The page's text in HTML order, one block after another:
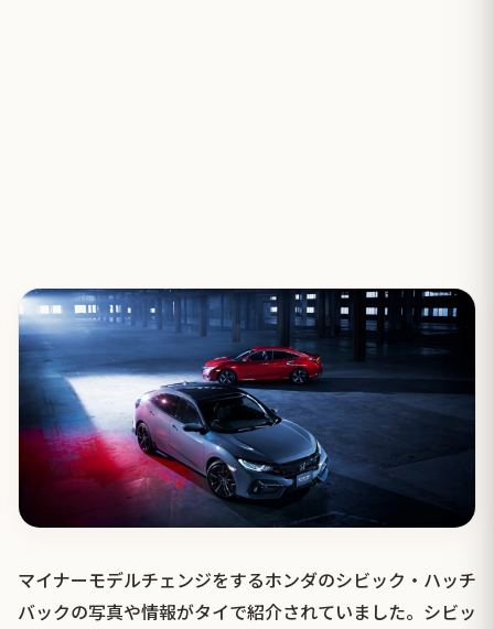
マイナーモデルチェンジをするホンダのシビック・ハッチ
バックの写真や情報がタイで紹介されていました。シビッ